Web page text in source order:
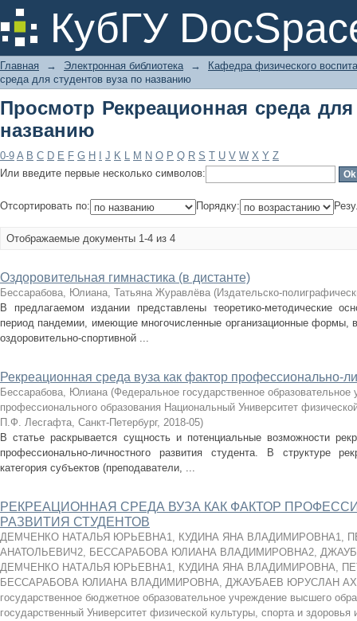
КубГУ
Просмотр Рекреационная среда
Главная → Электронная библиотека →
Кафедра физического
среда для студентов вуза по названию
Просмотр Рекреационная среда
названию
0-9 A B C D E F G H J K L M N O P Q R S T U V W X Y Z
Или введите первые несколько символов:
Отсортировать по: Порядку:
Отображаемые документы 1-4 из 4
Оздоровительная гимнастика (в дистанте)
Бессарабова, Юлиана, Татьяна Журавлёва (Издательско-
В предлагаемом издании представлены теоретико-методические
период пандемии, имеющие многочисленные организационные формы,
оздоровительно-спортивной ...
Рекреационная среда вуза как фактор профессионально-
Бессарабова, Юлиана (Федеральное государственное
профессионального образования Национальный Университет
П.Ф. Лесгафта, Санкт-Петербург, 2018-05)
В статье раскрывается сущность и потенциальные возможности
профессионально-личностного развития студента. В структуре
категория субъектов (преподаватели, ...
РЕКРЕАЦИОННАЯ СРЕДА ВУЗА КАК ФАКТОР
РАЗВИТИЯ СТУДЕНТОВ
ДЕМЧЕНКО НАТАЛЬЯ ЮРЬЕВНА1, КУДИНА ЯНА ВЛАДИМИРОВНА1,
АНАТОЛЬЕВИЧ2, БЕССАРАБОВА ЮЛИАНА ВЛАДИМИРОВНА2,
ДЕМЧЕНКО НАТАЛЬЯ ЮРЬЕВНА1, КУДИНА ЯНА ВЛАДИМИРОВНА,
БЕССАРАБОВА ЮЛИАНА ВЛАДИМИРОВНА, ДЖАУБАЕВ ЮРУСЛАН
государственное бюджетное образовательное учреждение высшего
государственный Университет физической культуры, спорта и